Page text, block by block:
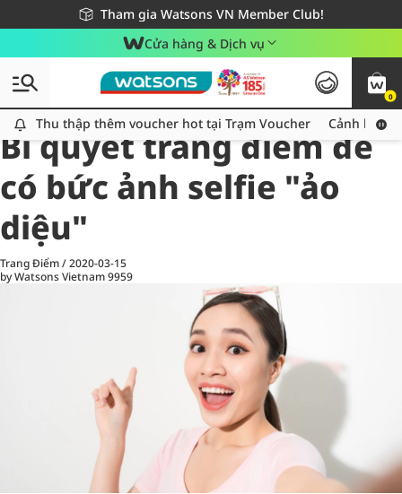
Tham gia Watsons VN Member Club!
Miễn phí giao hàng cho đơn hàng từ 249,000Đ
Giao hàng nhanh 24h - Áp dụng khu vực TP. Hồ Chí Minh
Cửa hàng & Dịch vụ
0
Thu thập thêm voucher hot tại Trạm Voucher
Thu thập thêm voucher hot tại Trạm Voucher Cảnh báo
All
Chăm Sóc Cá Nhân
Bí quyết trang điểm để
có bức ảnh selfie "ảo
diệu"
Trang Điểm/2020-03-15
by Watsons Vietnam9959